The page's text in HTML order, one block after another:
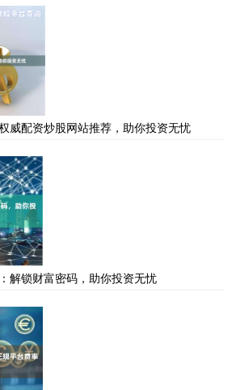
威配资炒股网站推荐，助你投资无忧
解锁财富密码，助你投资无忧